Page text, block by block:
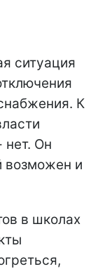
ситуация
К
нет. Он
возможен и
в школах